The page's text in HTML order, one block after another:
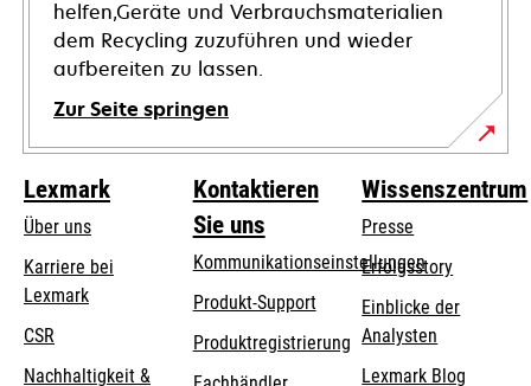
helfen,Geräte und Verbrauchsmaterialien
dem Recycling zuzuführen und wieder
aufbereiten zu lassen.
Zur Seite springen
Lexmark
Über uns
Karriere bei
Lexmark
CSR
Nachhaltigkeit &
Kontaktieren
Sie uns
Kommunikationseinstellungen
wird
in
einer
Produkt-Supportwird
einer
Produktregistrierung
Wissenszentrum
Presse
Erfolgsstory
Einblicke der
Analysten
Lexmark Blog